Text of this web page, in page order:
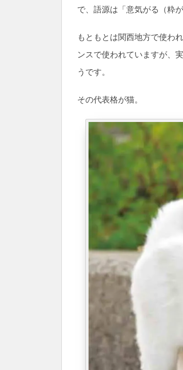
で、語源は「意気がる（粋
もともとは関西地方で使わ
ンスで使われていますが、
うです。
その代表格が猫。